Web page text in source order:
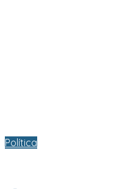
Política